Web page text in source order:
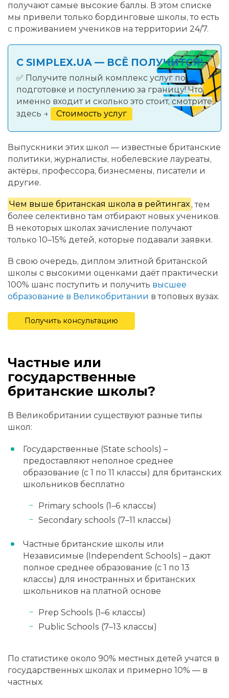
получают самые высокие баллы. В этом списке
мы привели только бординговые школы, то есть
с проживанием учеников на территории 24/7.
С SIMPLEX.UA — ВСЁ ПОЛУЧИТСЯ!
✅ Получите полный комплекс услуг по
подготовке и поступлению за границу! Что
именно входит и сколько это стоит, смотрите
здесь →
Стоимость услуг
Выпускники этих школ — известные британские
политики, журналисты, нобелевские лауреаты,
актёры, профессора, бизнесмены, писатели и
другие.
Чем выше британская школа в рейтингах , тем
более селективно там отбирают новых учеников.
В некоторых школах зачисление получают
только 10–15% детей, которые подавали заявки.
В свою очередь, диплом элитной британской
школы с высокими оценками даёт практически
100% шанс поступить и получить высшее
образование в Великобритании в топовых вузах.
Получить консультацию
Частные или
государственные
британские школы?
В Великобритании существуют разные типы
школ:
Государственные (State schools) –
предоставляют неполное среднее
образование (с 1 по 11 классы) для британских
школьников бесплатно
Primary schools (1–6 классы)
Secondary schools (7–11 классы)
Частные британские школы или
Независимые (Independent Schools) – дают
полное среднее образование (с 1 по 13
классы) для иностранных и британских
школьников на платной основе
Prep Schools (1–6 классы)
Public Schools (7–13 классы)
По статистике около 90% местных детей учатся в
государственных школах и примерно 10% — в
частных.